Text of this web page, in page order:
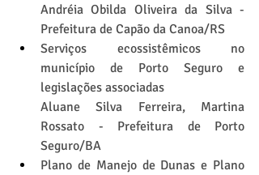
Andréia Obilda Oliveira da Silva -
Prefeitura de Capão da Canoa/RS
Serviços ecossistêmicos no
município de Porto Seguro e
legislações associadas
Aluane Silva Ferreira, Martina
Rossato - Prefeitura de Porto
Seguro/BA
Plano de Manejo de Dunas e Plano